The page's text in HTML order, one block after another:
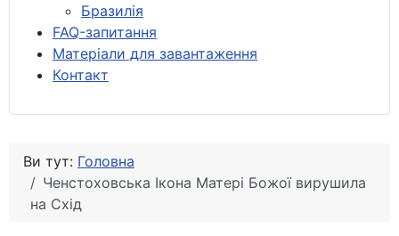
Бразилія
FAQ-запитання
Матеріали для завантаження
Контакт
Ви тут: Головна
Ченстоховська Ікона Матері Божої вирушила
на Cхід